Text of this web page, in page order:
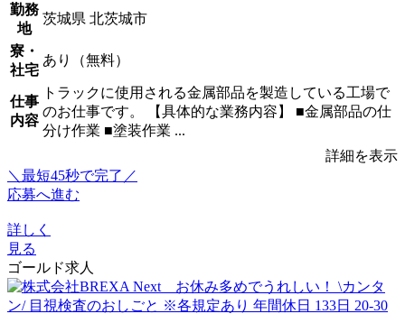
勤務
地
茨城県 北茨城市
寮・
社宅
あり（無料）
仕事
内容
トラックに使用される金属部品を製造している工場で
のお仕事です。 【具体的な業務内容】 ■金属部品の仕
分け作業 ■塗装作業 ...
詳細を表示
＼最短45秒で完了／
応募へ進む
詳しく
見る
ゴールド求人